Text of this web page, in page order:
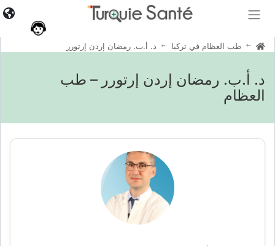
طب العظام في تركيا د. أ.ب. رمضان إردن إرتورر
د. أ.ب. رمضان إردن إرتورر – طب
العظام